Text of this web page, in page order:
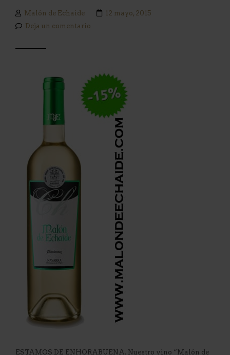
Malón de Echaide
12 mayo, 2015
Deja un comentario
ESTAMOS DE ENHORABUENA. Nuestro vino “Malón de